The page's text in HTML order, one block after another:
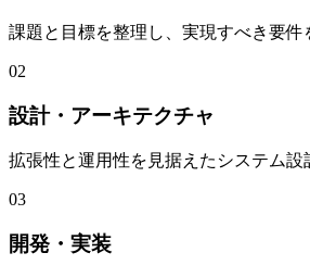
課題と目標を整理し、実現すべき要件
02
設計・アーキテクチャ
拡張性と運用性を見据えたシステム設
03
開発・実装